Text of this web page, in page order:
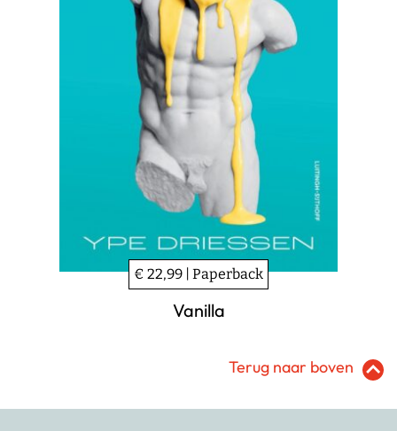
€ 22,99 | Paperback
Vanilla
Terug naar boven